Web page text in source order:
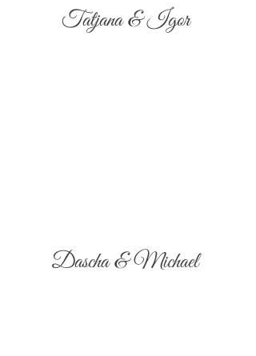
Tatjana & Igor
Dascha & Michael